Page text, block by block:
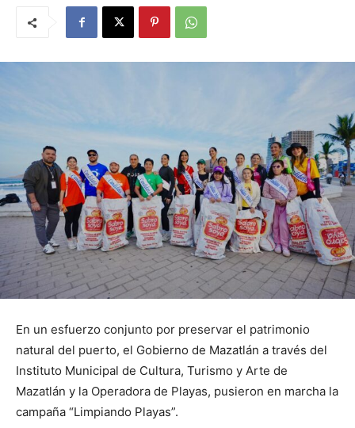
En un esfuerzo conjunto por preservar el patrimonio
natural del puerto, el Gobierno de Mazatlán a través del
Instituto Municipal de Cultura, Turismo y Arte de
Mazatlán y la Operadora de Playas, pusieron en marcha la
campaña “Limpiando Playas”.